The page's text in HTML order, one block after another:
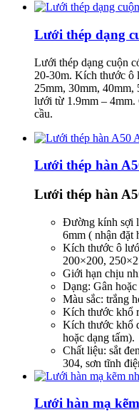
Lưới thép dạng
Lưới thép dạng cuộn
20-30m. Kích thước ô
25mm, 30mm, 40mm,
lưới từ 1.9mm – 4mm.
cầu.
Lưới thép hàn
Lưới thép hàn
Đường kính sợi
6mm ( nhận đặt
Kích thước ô
200×200,
Giới hạn chịu
Dạng: Gân hoặc
Màu sắc: trắng
Kích thước khổ
Kích thước khổ
hoặc dạng tấm).
Chất liệu: sắt
304, sơn tĩnh
Lưới hàn mạ